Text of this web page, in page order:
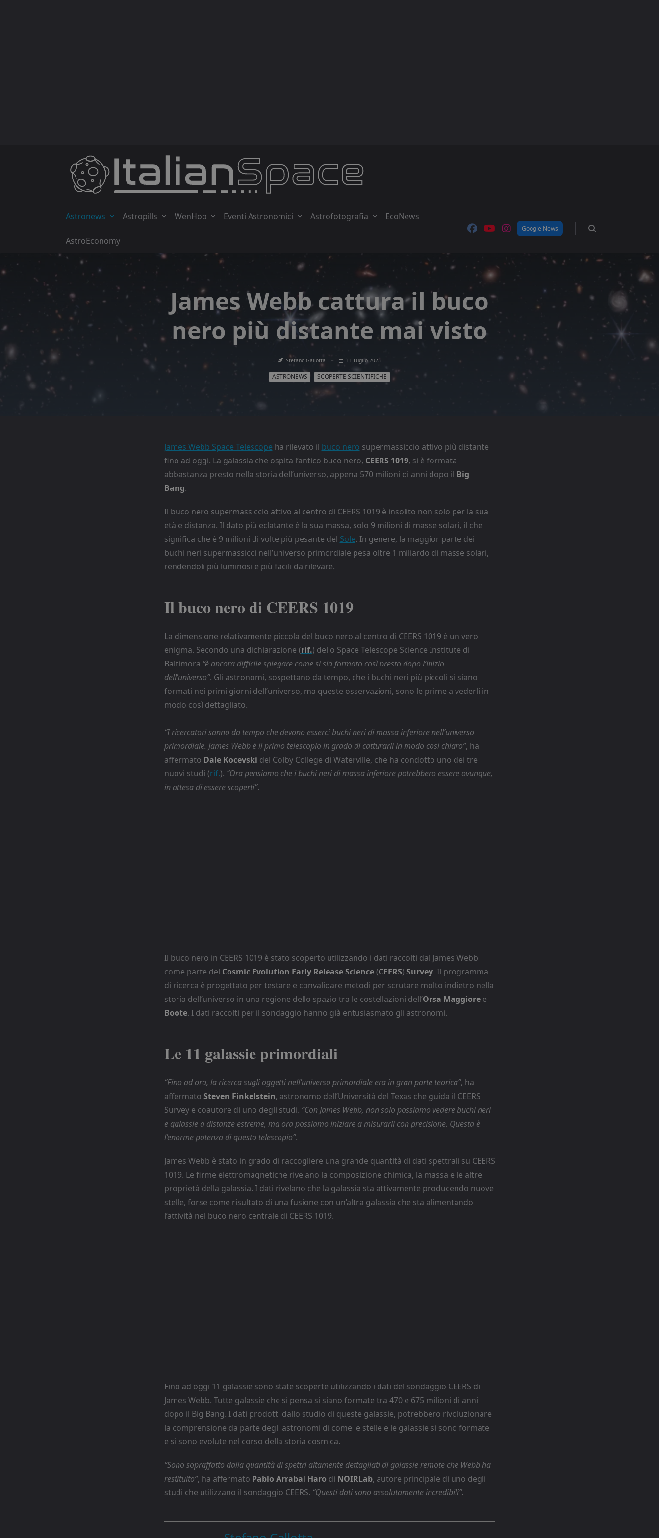
Astronews Astropills WenHop Eventi Astronomici Astrofotografia EcoNews
AstroEconomy
Google News
James Webb cattura il buco
nero più distante mai visto
Stefano Gallotta 11 Luglio 2023
ASTRONEWS SCOPERTE SCIENTIFICHE
James Webb Space Telescope ha rilevato il buco nero supermassiccio attivo più distante
fino ad oggi. La galassia che ospita l’antico buco nero, CEERS 1019, si è formata
abbastanza presto nella storia dell’universo, appena 570 milioni di anni dopo il Big
Bang.
Il buco nero supermassiccio attivo al centro di CEERS 1019 è insolito non solo per la sua
età e distanza. Il dato più eclatante è la sua massa, solo 9 milioni di masse solari, il che
significa che è 9 milioni di volte più pesante del Sole. In genere, la maggior parte dei
buchi neri supermassicci nell’universo primordiale pesa oltre 1 miliardo di masse solari,
rendendoli più luminosi e più facili da rilevare.
Il buco nero di CEERS 1019
La dimensione relativamente piccola del buco nero al centro di CEERS 1019 è un vero
enigma. Secondo una dichiarazione (rif.) dello Space Telescope Science Institute di
Baltimora “è ancora difficile spiegare come si sia formato così presto dopo l’inizio
dell’universo”. Gli astronomi, sospettano da tempo, che i buchi neri più piccoli si siano
formati nei primi giorni dell’universo, ma queste osservazioni, sono le prime a vederli in
modo così dettagliato.
“I ricercatori sanno da tempo che devono esserci buchi neri di massa inferiore nell’universo
primordiale. James Webb è il primo telescopio in grado di catturarli in modo così chiaro”, ha
affermato Dale Kocevski del Colby College di Waterville, che ha condotto uno dei tre
nuovi studi (rif.). “Ora pensiamo che i buchi neri di massa inferiore potrebbero essere ovunque,
in attesa di essere scoperti”.
Il buco nero in CEERS 1019 è stato scoperto utilizzando i dati raccolti dal James Webb
come parte del Cosmic Evolution Early Release Science(CEERS) Survey. Il programma
di ricerca è progettato per testare e convalidare metodi per scrutare molto indietro nella
storia dell’universo in una regione dello spazio tra le costellazioni dell’Orsa Maggioree
Boote. I dati raccolti per il sondaggio hanno già entusiasmato gli astronomi.
Le 11 galassie primordiali
“Fino ad ora, la ricerca sugli oggetti nell’universo primordiale era in gran parte teorica”, ha
affermato Steven Finkelstein, astronomo dell’Università del Texas che guida il CEERS
Survey e coautore di uno degli studi. “Con James Webb, non solo possiamo vedere buchi neri
e galassie a distanze estreme, ma ora possiamo iniziare a misurarli con precisione. Questa è
l’enorme potenza di questo telescopio”.
James Webb è stato in grado di raccogliere una grande quantità di dati spettrali su CEERS
1019. Le firme elettromagnetiche rivelano la composizione chimica, la massa e le altre
proprietà della galassia. I dati rivelano che la galassia sta attivamente producendo nuove
stelle, forse come risultato di una fusione con un’altra galassia che sta alimentando
l’attività nel buco nero centrale di CEERS 1019.
Fino ad oggi 11 galassie sono state scoperte utilizzando i dati del sondaggio CEERS di
James Webb. Tutte galassie che si pensa si siano formate tra 470 e 675 milioni di anni
dopo il Big Bang. I dati prodotti dallo studio di queste galassie, potrebbero rivoluzionare
la comprensione da parte degli astronomi di come le stelle e le galassie si sono formate
e si sono evolute nel corso della storia cosmica.
“Sono sopraffatto dalla quantità di spettri altamente dettagliati di galassie remote che Webb ha
restituito”, ha affermato Pablo Arrabal Haro di NOIRLab, autore principale di uno degli
studi che utilizzano il sondaggio CEERS. “Questi dati sono assolutamente incredibili”.